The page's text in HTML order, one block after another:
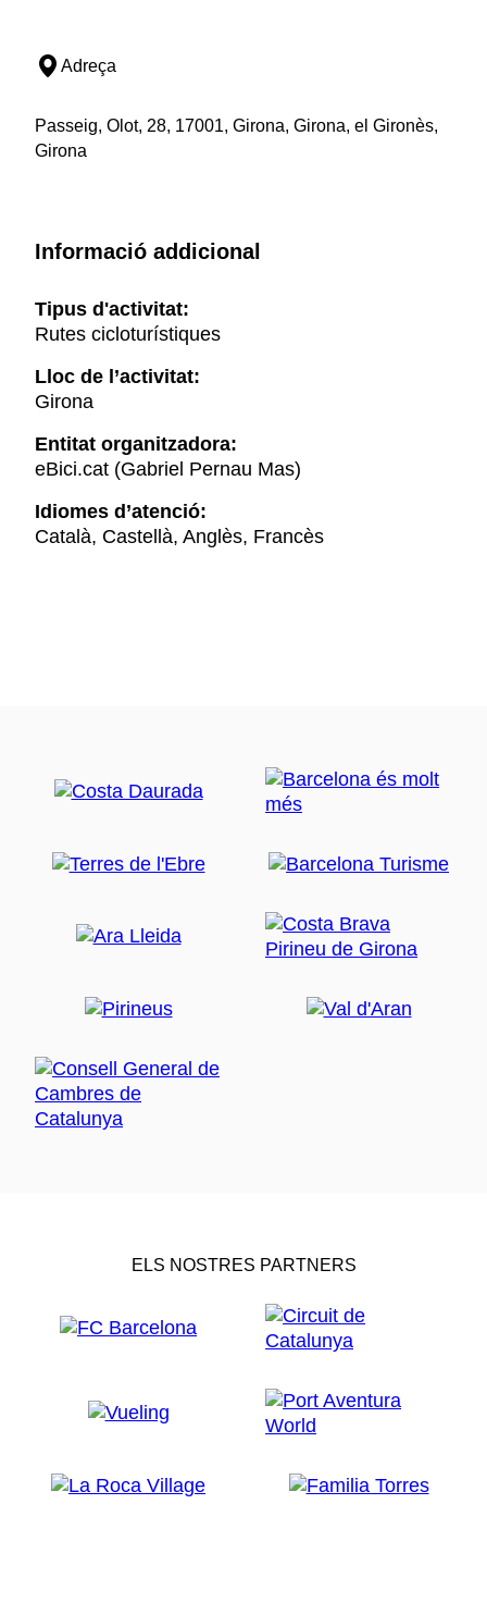
Adreça
Passeig, Olot, 28, 17001, Girona, Girona, el Gironès,
Girona
Informació addicional
Tipus d'activitat:
Rutes cicloturístiques
Lloc de l’activitat:
Girona
Entitat organitzadora:
eBici.cat (Gabriel Pernau Mas)
Idiomes d’atenció:
Català, Castellà, Anglès, Francès
ELS NOSTRES PARTNERS